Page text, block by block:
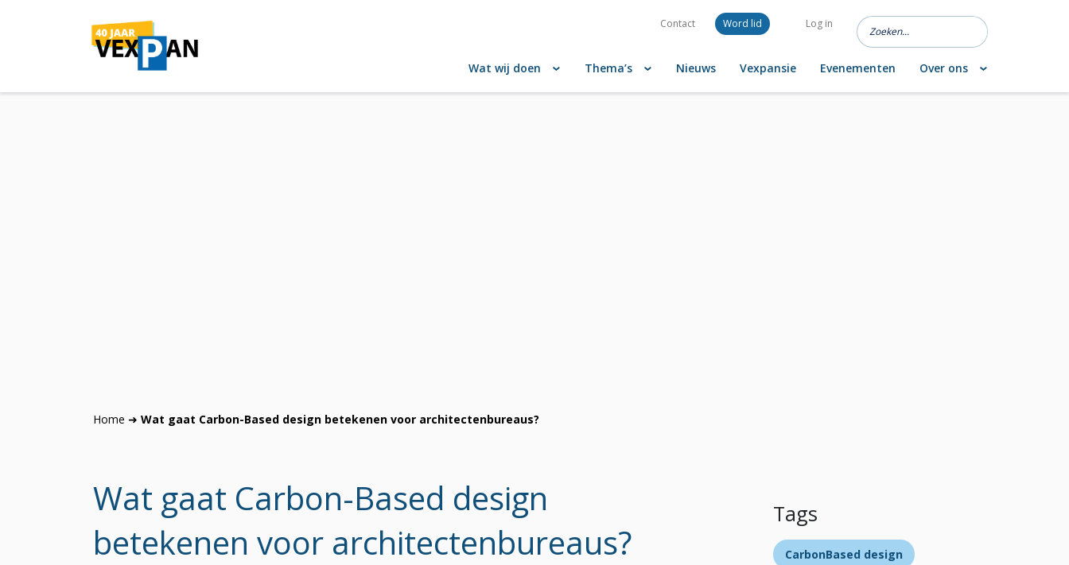
Contact Word lid Log in
Wat wij doen Thema’s Nieuws Vexpansie Evenementen Over ons
Home ➜ Wat gaat Carbon-Based design betekenen voor architectenbureaus?
Wat gaat Carbon-Based design
betekenen voor architectenbureaus?
Tags
CarbonBased design